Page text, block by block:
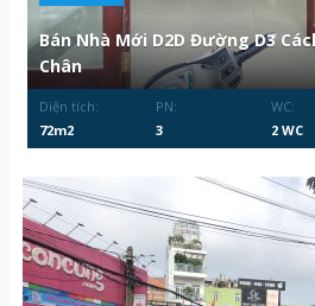
Bán Nhà Mới D2D Đường D3
Chân
Diện tích:
72m2
PN:
3
WC:
2 WC